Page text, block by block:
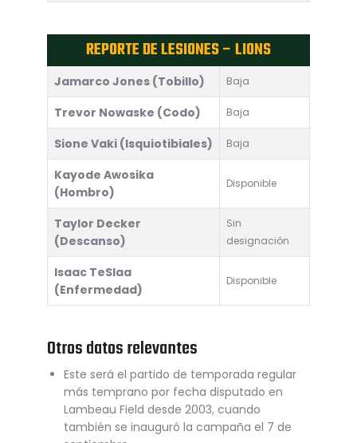
REPORTE DE LESIONES – LIONS
Jamarco Jones (Tobillo) Baja
Trevor Nowaske (Codo) Baja
Sione Vaki (Isquiotibiales) Baja
Kayode Awosika
(Hombro)
Disponible
Taylor Decker
(Descanso)
Sin
designación
Isaac TeSlaa
(Enfermedad)
Disponible
Otros datos relevantes
Este será el partido de temporada regular
más temprano por fecha disputado en
Lambeau Field desde 2003, cuando
también se inauguró la campaña el 7 de